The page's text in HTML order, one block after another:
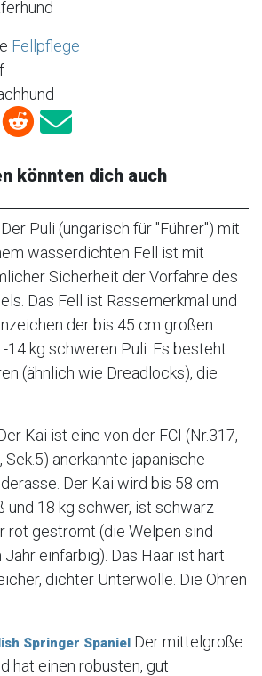
Fellpflege
könnten dich auch
Der Puli (ungarisch für "Führer") mit
wasserdichten Fell ist mit
Sicherheit der Vorfahre des
Das Fell ist Rassemerkmal und
der bis 45 cm großen
14 kg schweren Puli. Es besteht
(ähnlich wie Dreadlocks), die
Kai ist eine von der FCI (Nr.317,
Sek.5) anerkannte japanische
Der Kai wird bis 58 cm
und 18 kg schwer, ist schwarz
rot gestromt (die Welpen sind
einfarbig). Das Haar ist hart
dichter Unterwolle. Die Ohren
Springer Spaniel Der mittelgroße
hat einen robusten, gut